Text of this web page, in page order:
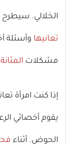
الخلالي.
تعانيها وأسئلة
مشكلات المثانة
إذا كنت امرأة
يقوم أخصائي
الحوض. أثناء